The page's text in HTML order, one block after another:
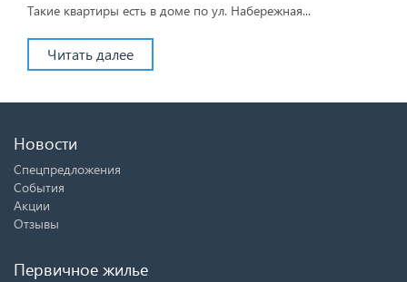
Такие квартиры есть в доме по ул. Набережная...
Читать далее
Новости
Спецпредложения
События
Акции
Отзывы
Первичное жилье